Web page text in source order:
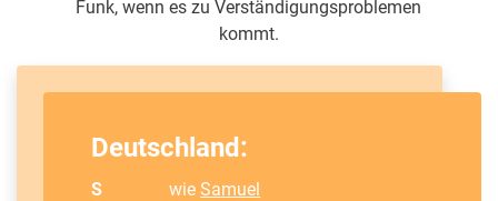
Funk, wenn es zu Verständigungsproblemen
kommt.
Deutschland:
S wieSamuel